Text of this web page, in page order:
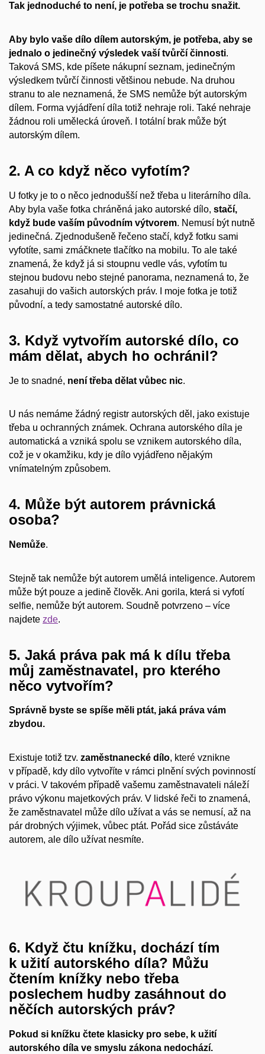
Tak jednoduché to není, je potřeba se trochu snažit.
Aby bylo vaše dílo dílem autorským, je potřeba, aby se
jednalo o jedinečný výsledek vaší tvůrčí činnosti.
Taková SMS, kde píšete nákupní seznam, jedinečným
výsledkem tvůrčí činnosti většinou nebude. Na druhou
stranu to ale neznamená, že SMS nemůže být autorským
dílem. Forma vyjádření díla totiž nehraje roli. Také nehraje
žádnou roli umělecká úroveň. I totální brak může být
autorským dílem.
2. A co když něco vyfotím?
U fotky je to o něco jednodušší než třeba u literárního díla.
Aby byla vaše fotka chráněná jako autorské dílo, stačí,
když bude vaším původním výtvorem. Nemusí být nutně
jedinečná. Zjednodušeně řečeno stačí, když fotku sami
vyfotíte, sami zmáčknete tlačítko na mobilu. To ale také
znamená, že když já si stoupnu vedle vás, vyfotím tu
stejnou budovu nebo stejné panorama, neznamená to, že
zasahuji do vašich autorských práv. I moje fotka je totiž
původní, a tedy samostatné autorské dílo.
3. Když vytvořím autorské dílo, co
mám dělat, abych ho ochránil?
Je to snadné, není třeba dělat vůbec nic.
U nás nemáme žádný registr autorských děl, jako existuje
třeba u ochranných známek. Ochrana autorského díla je
automatická a vzniká spolu se vznikem autorského díla,
což je v okamžiku, kdy je dílo vyjádřeno nějakým
vnímatelným způsobem.
4. Může být autorem právnická
osoba?
Nemůže.
Stejně tak nemůže být autorem umělá inteligence. Autorem
může být pouze a jedině člověk. Ani gorila, která si vyfotí
selfie, nemůže být autorem. Soudně potvrzeno – více
najdete zde.
5. Jaká práva pak má k dílu třeba
můj zaměstnavatel, pro kterého
něco vytvořím?
Správně byste se spíše měli ptát, jaká práva vám
zbydou.
Existuje totiž tzv. zaměstnanecké dílo, které vznikne
v případě, kdy dílo vytvoříte v rámci plnění svých povinností
v práci. V takovém případě vašemu zaměstnavateli náleží
právo výkonu majetkových práv. V lidské řeči to znamená,
že zaměstnavatel může dílo užívat a vás se nemusí, až na
pár drobných výjimek, vůbec ptát. Pořád sice zůstáváte
autorem, ale dílo užívat nesmíte.
6. Když čtu knížku, dochází tím
k užití autorského díla? Můžu
čtením knížky nebo třeba
poslechem hudby zasáhnout do
něčích autorských práv?
Pokud si knížku čtete klasicky pro sebe, k užití
autorského díla ve smyslu zákona nedochází.